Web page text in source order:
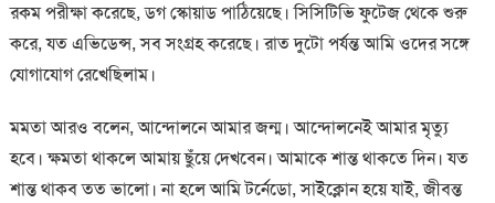
রকম পরীক্ষা করেছে, ডগ স্কোয়াড পাঠিয়েছে। সিসিটিভি ফুটেজ থেকে শুরু
করে, যত এভিডেন্স, সব সংগ্রহ করেছে। রাত দুটো পর্যন্ত আমি ওদের সঙ্গে
যোগাযোগ রেখেছিলাম।
মমতা আরও বলেন, আন্দোলনে আমার জন্ম। আন্দোলনেই আমার মৃত্যু
হবে। ক্ষমতা থাকলে আমায় ছুঁয়ে দেখবেন। আমাকে শান্ত থাকতে দিন। যত
শান্ত থাকব তত ভালো। না হলে আমি টর্নেডো, সাইক্লোন হয়ে যাই, জীবন্ত